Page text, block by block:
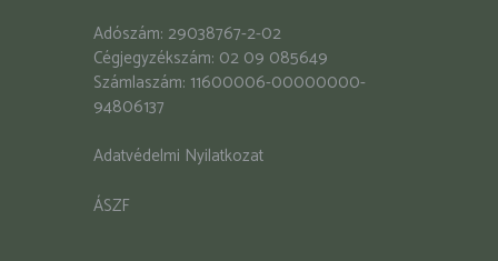
Adószám: 29038767-2-02
Cégjegyzékszám: 02 09 085649
Számlaszám: 11600006-00000000-
94806137
Adatvédelmi Nyilatkozat
ÁSZF